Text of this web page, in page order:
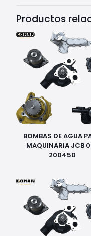
Productos
BOMBAS DE AGUA
MAQUINARIA JCB
200450